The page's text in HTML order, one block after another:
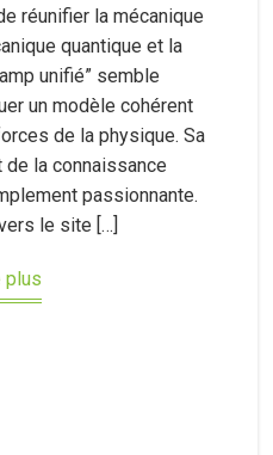
réunifier la mécanique
quantique et la
unifié” semble
un modèle cohérent
de la physique. Sa
la connaissance
passionnante.
le site […]
plus